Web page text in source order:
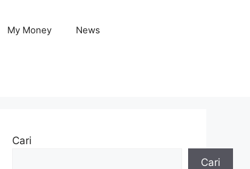
My Money News
Cari
Cari